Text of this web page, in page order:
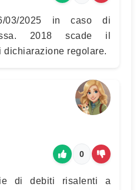
03/2025 in caso di
2018 scade il
dichiarazione regolare.
0
di debiti risalenti a